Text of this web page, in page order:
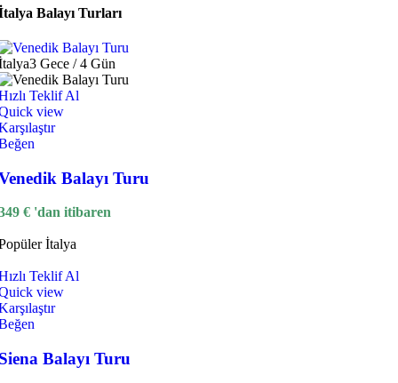
Balayı Turları
3 Gece / 4 Gün
Teklif Al
view
Balayı Turu
€ 'dan itibaren
İtalya
Teklif Al
view
Balayı Turu